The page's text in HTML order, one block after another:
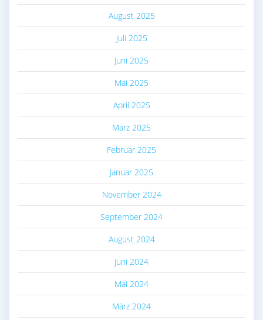
August 2025
Juli 2025
Juni 2025
Mai 2025
April 2025
März 2025
Februar 2025
Januar 2025
November 2024
September 2024
August 2024
Juni 2024
Mai 2024
März 2024